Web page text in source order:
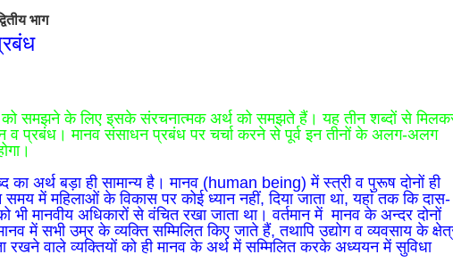
भाग
समझने के लिए इसके संरचनात्मक अर्थ को समझते हैं। यह तीन शब्दों से
व प्रबंध। मानव संसाधन प्रबंध पर चर्चा करने से पूर्व इन तीनों के अलग-अलग
का अर्थ बड़ा ही सामान्य है। मानव (human being) में स्त्री व पुरूष दोनों ही
समय में महिलाओं के विकास पर कोई ध्यान नहीं, दिया जाता था, यहां तक कि दास-
भी मानवीय अधिकारों से वंचित रखा जाता था। वर्तमान में मानव के अन्दर दोनों
में सभी उम्र के व्यक्ति सम्मिलित किए जाते हैं, तथापि उद्योग व व्यवसाय के
रखने वाले व्यक्तियों को ही मानव के अर्थ में सम्मिलित करके अध्ययन में सुविधा